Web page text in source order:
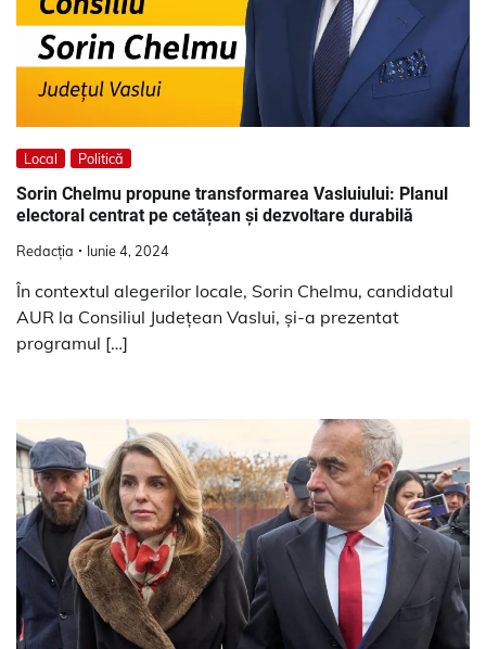
Local Politică
Sorin Chelmu propune transformarea Vasluiului: Planul
electoral centrat pe cetățean și dezvoltare durabilă
Redacția Iunie 4, 2024
În contextul alegerilor locale, Sorin Chelmu, candidatul
AUR la Consiliul Județean Vaslui, și-a prezentat
programul […]